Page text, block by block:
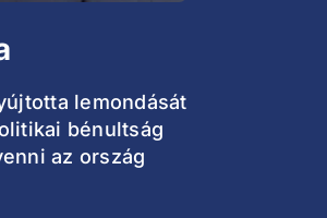
lemondását
bénultság
az ország